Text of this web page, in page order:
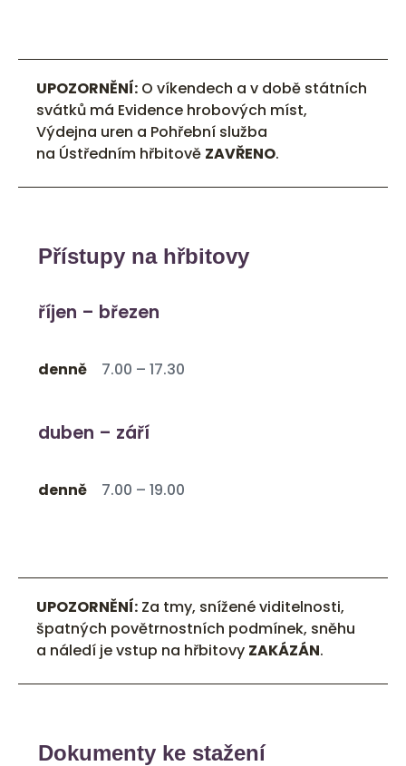
UPOZORNĚNÍ: O víkendech a v době státních
svátků má Evidence hrobových míst,
Výdejna uren a Pohřební služba
na Ústředním hřbitově ZAVŘENO.
Přístupy na hřbitovy
říjen – březen
denně 7.00 – 17.30
duben – září
denně 7.00 – 19.00
UPOZORNĚNÍ: Za tmy, snížené viditelnosti,
špatných povětrnostních podmínek, sněhu
a náledí je vstup na hřbitovy ZAKÁZÁN.
Dokumenty ke stažení